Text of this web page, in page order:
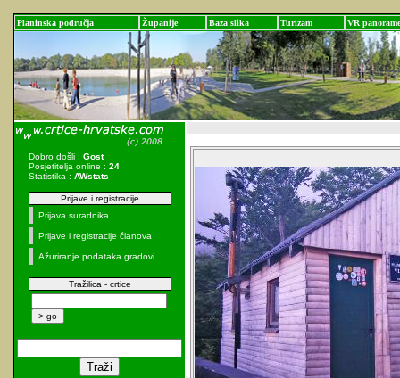
Planinska područja Županije Baza slika Turizam VR panorame
Dobro došli : Gost
Posjetitelja online : 24
Statistika : AWstats
Prijave i registracije
Prijava suradnika
Prijave i registracije članova
Ažuriranje podataka gradovi
Tražilica - crtice